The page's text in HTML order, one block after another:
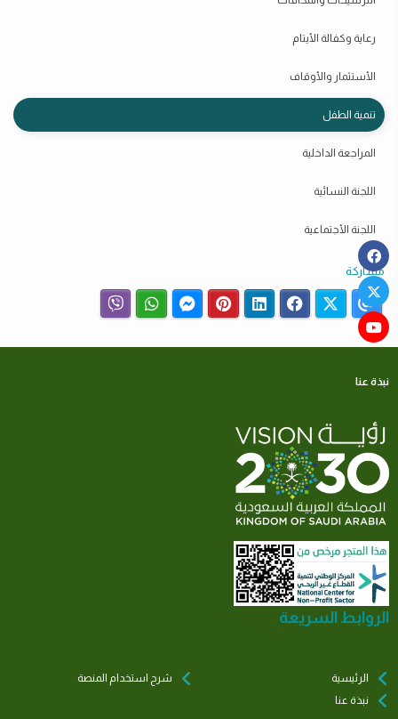
رعاية وكفالة الأيتام
الأستثمار والأوقاف
تنمية الطفل
المراجعة الداخلية
اللجنة النسائية
اللجنة الأجتماعية
مشاركة
نبذة عنا
الروابط السريعة
الرئيسية
نبذة عنا
شرح استخدام المنصة